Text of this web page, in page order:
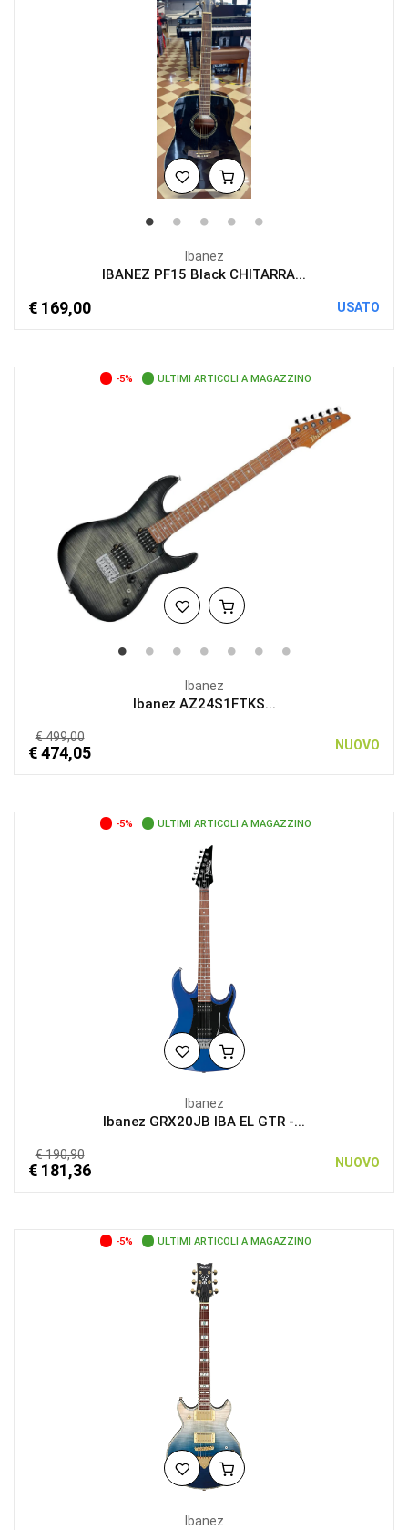
Ibanez
IBANEZ PF15 Black CHITARRA...
€ 169,00 USATO
-5% ULTIMI ARTICOLI A MAGAZZINO
Ibanez
Ibanez AZ24S1FTKS...
€ 499,00
€ 474,05 NUOVO
-5% ULTIMI ARTICOLI A MAGAZZINO
Ibanez
Ibanez GRX20JB IBA EL GTR -...
€ 190,90
€ 181,36 NUOVO
-5% ULTIMI ARTICOLI A MAGAZZINO
Ibanez